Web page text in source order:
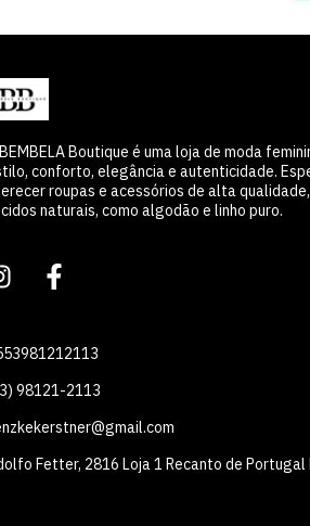
Boutique é uma loja de moda
conforto, elegância e autenticidade.
roupas e acessórios de alta
naturais, como algodão e linho puro.
98121-2113
Fetter, 2816 Loja 1 Recanto de Portugal